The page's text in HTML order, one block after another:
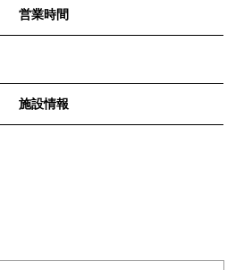
営業時間
施設情報